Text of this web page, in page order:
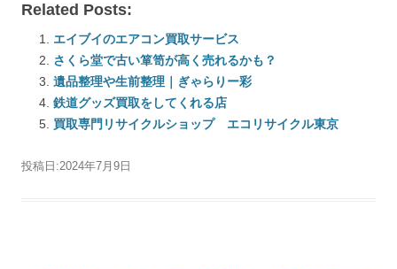
Related Posts:
エイブイのエアコン買取サービス
さくら堂で古い箪笥が高く売れるかも？
遺品整理や生前整理｜ぎゃらりー彩
鉄道グッズ買取をしてくれる店
買取専門リサイクルショップ エコリサイクル東京
投稿日:2024年7月9日